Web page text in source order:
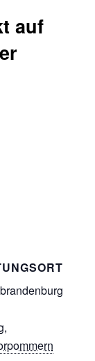
auf
,